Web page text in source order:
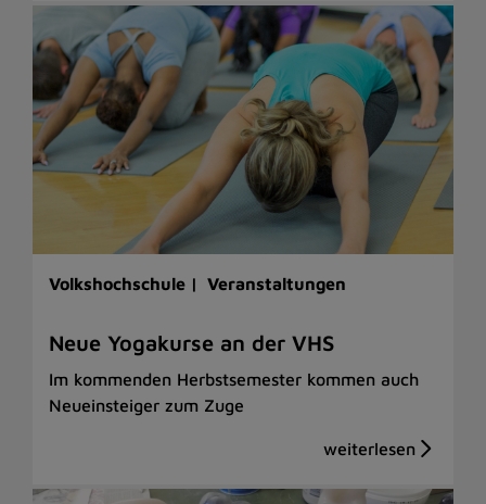
Volkshochschule | Veranstaltungen
Neue Yogakurse an der VHS
Im kommenden Herbstsemester kommen auch
Neueinsteiger zum Zuge